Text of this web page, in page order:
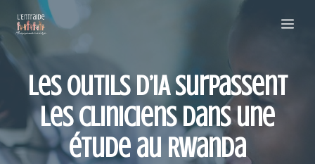
contenu
Les outils d’IA surpassent
les cliniciens dans une
étude au Rwanda